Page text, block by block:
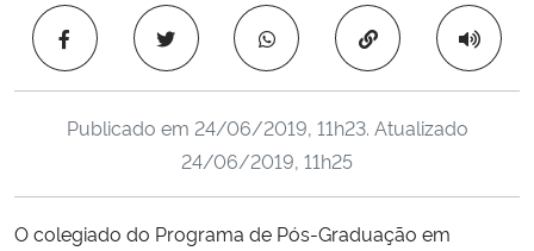
Ministério da Cidadania
Ministério da Saúde
Ministério de Minas e Energia
Ministério da Ciência, Tecnologia, Inovações e Comunicações
Copiar para área
Publicado em 24/06/2019, 11h23. Atualizado
24/06/2019, 11h25
O colegiado do Programa de Pós-Graduação em